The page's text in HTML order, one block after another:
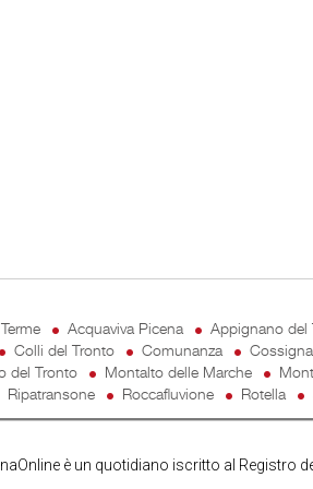
Acquaviva Picena Appignano del
Colli del Tronto Comunanza
del Tronto
Montalto delle Marche
Ripatransone Roccafluvione Rotella
è un quotidiano iscritto al Registro